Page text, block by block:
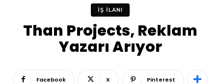
İŞ İLANI
Than Projects, Reklam
Yazarı Arıyor
Facebook X Pinterest